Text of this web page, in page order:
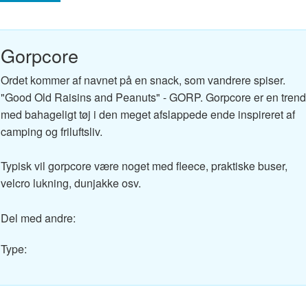
Svensk-Dansk ordbog
Norsk-Dansk ordbog
Portugisisk-Dansk ordbog
Gorpcore
Ordet kommer af navnet på en snack, som vandrere spiser.
"Good Old Raisins and Peanuts" - GORP. Gorpcore er en trend
med bahageligt tøj i den meget afslappede ende inspireret af
camping og friluftsliv.
Typisk vil gorpcore være noget med fleece, praktiske buser,
velcro lukning, dunjakke osv.
Del med andre:
Type: